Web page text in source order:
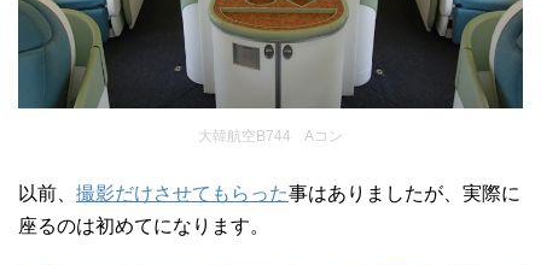
大韓航空B744 Aコン
以前、 撮影だけさせてもらった事はありましたが、実際に
座るのは初めてになります。